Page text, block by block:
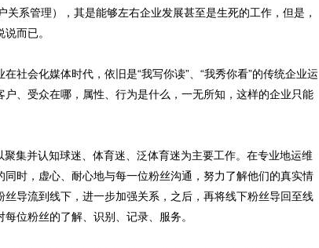
系管理），其是能够左右企业发展甚至是生死的工作，但是，
而已。
会化媒体时代，依旧是“我写你读”、“我秀你看”的传统企业运
、受众在哪，属性、行为是什么，一无所知，这样的企业只能
集并认知球迷、体育迷、泛体育迷为主要工作。在专业地运维
时，虚心、耐心地与每一位粉丝沟通，努力了解他们的真实情
导流到线下，进一步加强关系，之后，再将线下粉丝导回至线
位粉丝的了解、识别、记录、服务。